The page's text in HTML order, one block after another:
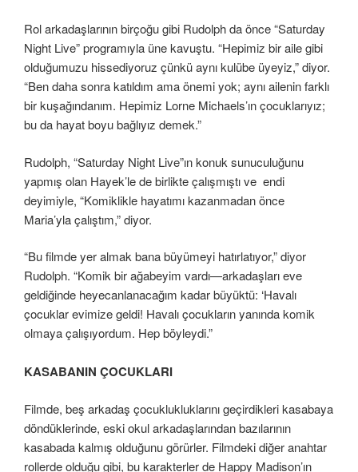
Rol arkadaşlarının birçoğu gibi Rudolph da önce “Saturday
Night Live” programıyla üne kavuştu. “Hepimiz bir aile gibi
olduğumuzu hissediyoruz çünkü aynı kulübe üyeyiz,” diyor.
“Ben daha sonra katıldım ama önemi yok; aynı ailenin farklı
bir kuşağındanım. Hepimiz Lorne Michaels’ın çocuklarıyız;
bu da hayat boyu bağlıyız demek.”
Rudolph, “Saturday Night Live”ın konuk sunuculuğunu
yapmış olan Hayek’le de birlikte çalışmıştı ve endi
deyimiyle, “Komiklikle hayatımı kazanmadan önce
Maria’yla çalıştım,” diyor.
“Bu filmde yer almak bana büyümeyi hatırlatıyor,” diyor
Rudolph. “Komik bir ağabeyim vardı—arkadaşları eve
geldiğinde heyecanlanacağım kadar büyüktü: ‘Havalı
çocuklar evimize geldi! Havalı çocukların yanında komik
olmaya çalışıyordum. Hep böyleydi.”
KASABANIN ÇOCUKLARI
Filmde, beş arkadaş çocuklukluklarını geçirdikleri kasabaya
döndüklerinde, eski okul arkadaşlarından bazılarının
kasabada kalmış olduğunu görürler. Filmdeki diğer anahtar
rollerde olduğu gibi, bu karakterler de Happy Madison’ın